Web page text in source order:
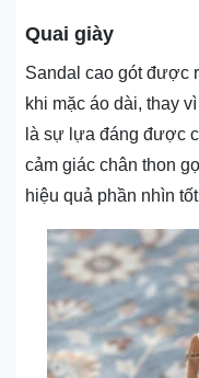
Quai giày
Sandal cao gót được
khi mặc áo dài, thay
là sự lựa đáng được
cảm giác chân thon
hiệu quả phần nhìn